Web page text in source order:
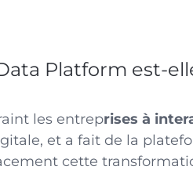
Platform est-
les entreprises à
et a fait de la
cette